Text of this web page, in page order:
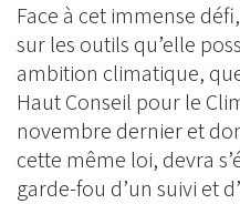
Face à cet immense
sur les outils qu’elle
ambition climatique,
Haut Conseil pour le
novembre dernier et
cette même loi, devra
garde-fou d’un suivi et